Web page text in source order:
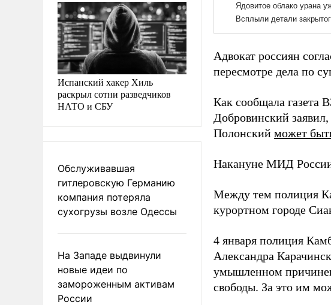
Испанский хакер Хиль
раскрыл сотни разведчиков
НАТО и СБУ
Обслуживавшая
гитлеровскую Германию
компания потеряла
сухогрузы возле Одессы
На Западе выдвинули
новые идеи по
замороженным активам
России
Адвокат россиян
пересмотре дела по
Как сообщала газета
Добровинский
Полонский может
Накануне МИД
Между тем полиция
курортном городе
4 января полиция
Александра
умышленном
свободы. За это им